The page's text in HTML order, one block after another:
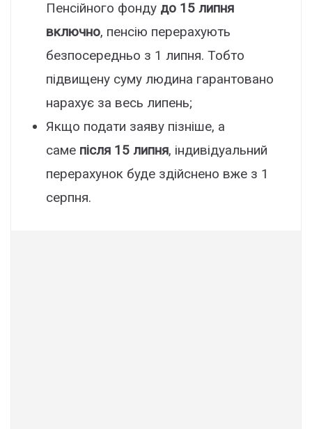
Пенсійного фонду до 15 липня
включно, пенсію перерахують
безпосередньо з 1 липня. Тобто
підвищену суму людина гарантовано
нарахує за весь липень;
Якщо подати заяву пізніше, а
саме після 15 липня, індивідуальний
перерахунок буде здійснено вже з 1
серпня.